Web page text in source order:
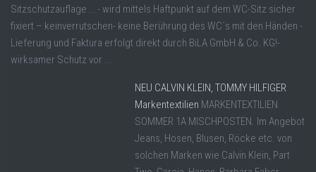
Sitzschutzauflage ...- wird mittels Haftpunkt auf dem WC-Sitz sicher
fixiert – keinverrutschen- keine Berührung des WC´s mit den Händen -
Lieferung und Faktura erfolgt direkt durch BiLA GmbH & Co. KG!-
wirksamer Schutz vor ...
NEU CALVIN KLEIN, TOMMY HILFIGER
Markentextilien MARKENTEXTILIEN
SOMMER 1A MISCHPOSTEN. Im Angebot
Jeans, Hosen, Blusen, Röcke etc. von
solchen Marken wie Calvin Klein, Part